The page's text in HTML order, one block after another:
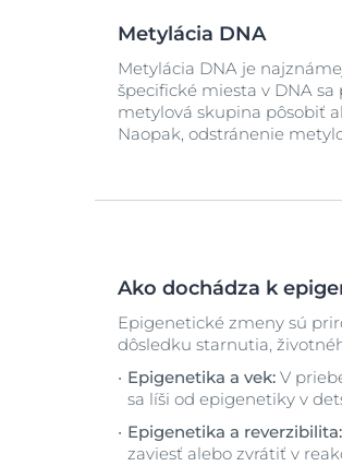
Metylácia DNA
Metylácia DNA je
špecifické miesta v DNA
metylová skupina pôsobiť
Naopak, odstránenie
Ako dochádza k
Epigenetické zmeny sú
dôsledku starnutia,
Epigenetika a vek: V
sa líši od epigenetiky v
Epigenetika a reverzibilita:
zaviesť alebo zvrátiť v